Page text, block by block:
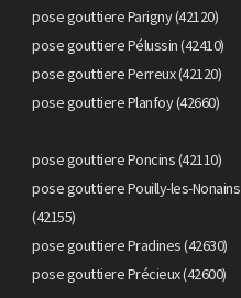
pose gouttiere Parigny (42120)
pose gouttiere Pélussin (42410)
pose gouttiere Perreux (42120)
pose gouttiere Planfoy (42660)
pose gouttiere Poncins (42110)
pose gouttiere Pouilly-les-Nonains
(42155)
pose gouttiere Pradines (42630)
pose gouttiere Précieux (42600)